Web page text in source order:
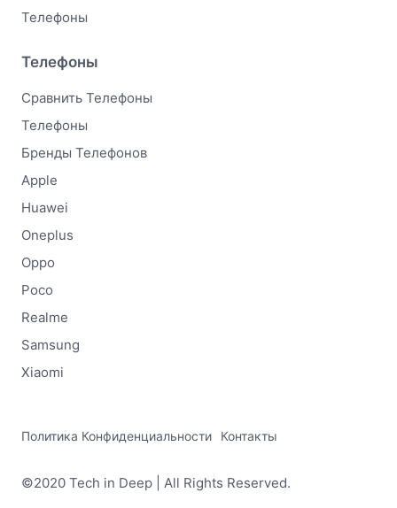
Телефоны
Телефоны
Сравнить Телефоны
Телефоны
Бренды Телефонов
Apple
Huawei
Oneplus
Oppo
Poco
Realme
Samsung
Xiaomi
Политика Конфиденциальности Контакты
©2020 Tech in Deep | All Rights Reserved.